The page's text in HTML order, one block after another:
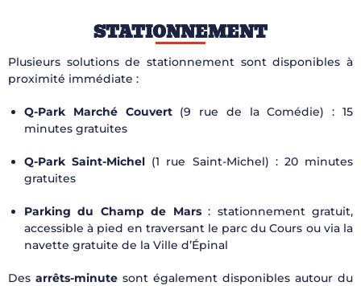
STATIONNEMENT
Plusieurs solutions de stationnement sont disponibles à
proximité immédiate :
Q-Park Marché Couvert(9 rue de la Comédie) : 15
minutes gratuites
Q-Park Saint-Michel (1 rue Saint-Michel) : 20 minutes
gratuites
Parking du Champ de Mars: stationnement gratuit,
accessible à pied en traversant le parc du Cours ou via la
navette gratuite de la Ville d’Épinal
Des arrêts-minute sont également disponibles autour du